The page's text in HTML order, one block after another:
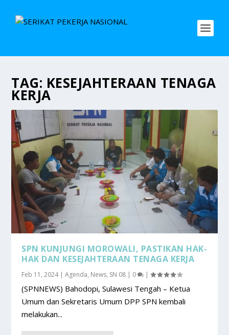
TAG: KESEJAHTERAAN TENAGA
KERJA
SPN KUNJUNGI MOROWALI, PASTIKAN HAK-
HAK DAN KESEJAHTERAAN TENAGA KERJA
Feb 11, 2024|Agenda, News, SN 08 | 0 |
(SPNNEWS) Bahodopi, Sulawesi Tengah – Ketua
Umum dan Sekretaris Umum DPP SPN kembali
melakukan...